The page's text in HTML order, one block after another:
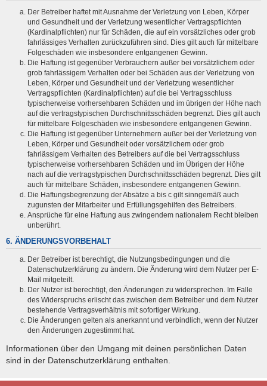
Der Betreiber haftet mit Ausnahme der Verletzung von Leben, Körper
und Gesundheit und der Verletzung wesentlicher Vertragspflichten
(Kardinalpflichten) nur für Schäden, die auf ein vorsätzliches oder grob
fahrlässiges Verhalten zurückzuführen sind. Dies gilt auch für mittelbare
Folgeschäden wie insbesondere entgangenen Gewinn.
Die Haftung ist gegenüber Verbrauchern außer bei vorsätzlichem oder
grob fahrlässigem Verhalten oder bei Schäden aus der Verletzung von
Leben, Körper und Gesundheit und der Verletzung wesentlicher
Vertragspflichten (Kardinalpflichten) auf die bei Vertragsschluss
typischerweise vorhersehbaren Schäden und im übrigen der Höhe nach
auf die vertragstypischen Durchschnittsschäden begrenzt. Dies gilt auch
für mittelbare Folgeschäden wie insbesondere entgangenen Gewinn.
Die Haftung ist gegenüber Unternehmern außer bei der Verletzung von
Leben, Körper und Gesundheit oder vorsätzlichem oder grob
fahrlässigem Verhalten des Betreibers auf die bei Vertragsschluss
typischerweise vorhersehbaren Schäden und im Übrigen der Höhe
nach auf die vertragstypischen Durchschnittsschäden begrenzt. Dies gilt
auch für mittelbare Schäden, insbesondere entgangenen Gewinn.
Die Haftungsbegrenzung der Absätze a bis c gilt sinngemäß auch
zugunsten der Mitarbeiter und Erfüllungsgehilfen des Betreibers.
Ansprüche für eine Haftung aus zwingendem nationalem Recht bleiben
unberührt.
6. ÄNDERUNGSVORBEHALT
Der Betreiber ist berechtigt, die Nutzungsbedingungen und die
Datenschutzerklärung zu ändern. Die Änderung wird dem Nutzer per E-
Mail mitgeteilt.
Der Nutzer ist berechtigt, den Änderungen zu widersprechen. Im Falle
des Widerspruchs erlischt das zwischen dem Betreiber und dem Nutzer
bestehende Vertragsverhältnis mit sofortiger Wirkung.
Die Änderungen gelten als anerkannt und verbindlich, wenn der Nutzer
den Änderungen zugestimmt hat.
Informationen über den Umgang mit deinen persönlichen Daten
sind in der Datenschutzerklärung enthalten.